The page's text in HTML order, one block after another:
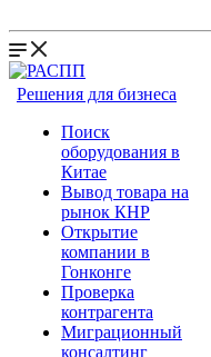
Решения для бизнеса
Поиск
оборудования в
Китае
Вывод товара на
рынок КНР
Открытие
компании в
Гонконге
Проверка
контрагента
Миграционный
консалтинг